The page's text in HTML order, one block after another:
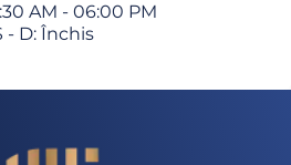
AM - 06:00 PM
- D: Închis